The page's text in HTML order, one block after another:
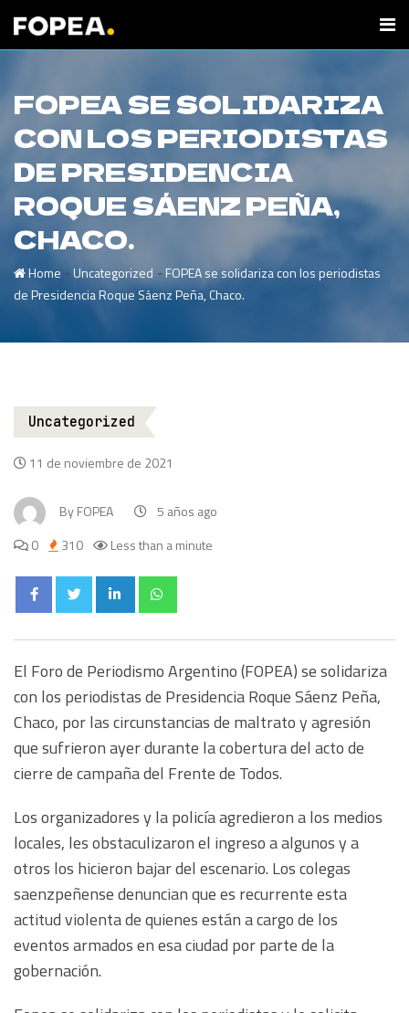
FOPEA SE SOLIDARIZA
CON LOS PERIODISTAS
DE PRESIDENCIA
ROQUE SÁENZ PEÑA,
CHACO.
Home -Uncategorized -FOPEA se solidariza con los periodistas
de Presidencia Roque Sáenz Peña, Chaco.
Uncategorized
11 de noviembre de 2021
ByFOPEA
5 años ago
0
310 Less than a minute
El Foro de Periodismo Argentino (FOPEA) se solidariza
con los periodistas de Presidencia Roque Sáenz Peña,
Chaco, por las circunstancias de maltrato y agresión
que sufrieron ayer durante la cobertura del acto de
cierre de campaña del Frente de Todos.
Los organizadores y la policía agredieron a los medios
locales, les obstaculizaron el ingreso a algunos y a
otros los hicieron bajar del escenario. Los colegas
saenzpeñense denuncian que es recurrente esta
actitud violenta de quienes están a cargo de los
eventos armados en esa ciudad por parte de la
gobernación.